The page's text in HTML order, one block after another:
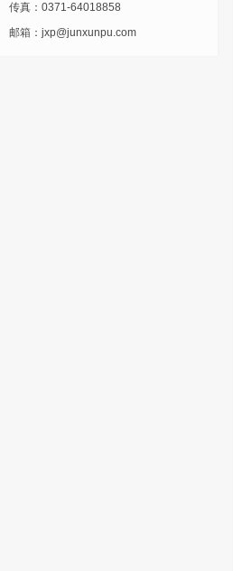
传真：0371-64018858
邮箱：jxp@junxunpu.com